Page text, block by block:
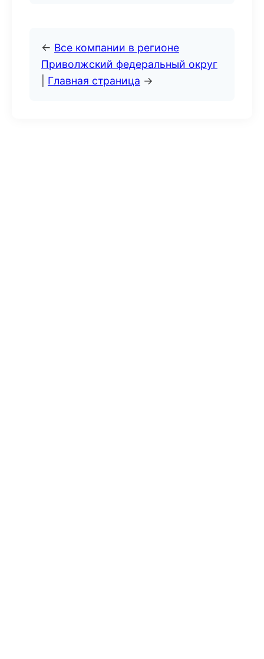
← Все компании в регионе
Приволжский федеральный округ
Главная страница →